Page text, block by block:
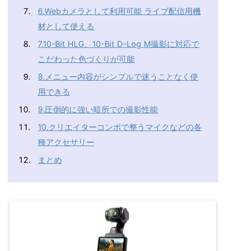
6.Webカメラとして利用可能 ライブ配信用機
材として使える
7.10-Bit HLG、10-Bit D-Log M撮影に対応で
こだわった色づくりが可能
8.メニュー内容がシンプルで迷うことなく使
用できる
9.圧倒的に強い暗所での撮影性能
10.クリエイターコンボで整うマイクなどの各
種アクセサリー
まとめ